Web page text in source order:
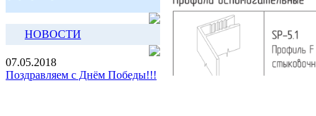
НОВОСТИ
07.05.2018
Поздравляем с Днём Победы!!!